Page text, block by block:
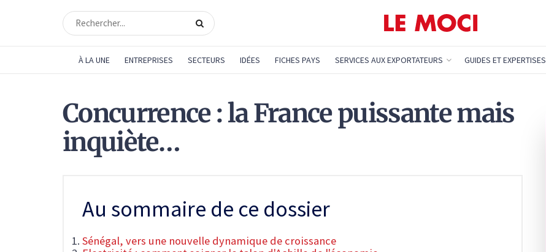
À LA UNE ENTREPRISES SECTEURS IDÉES FICHES PAYS SERVICES AUX EXPORTATEURS GUIDES ET EXPERTISES
Concurrence : la France puissante mais
inquiète…
Au sommaire de ce dossier
Sénégal, vers une nouvelle dynamique de croissance